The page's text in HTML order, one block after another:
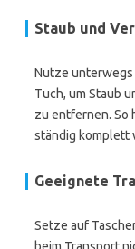
Staub und
Nutze
Tuch, um Staub
zu entfernen. So
ständig komplett
Geeignete
Setze auf